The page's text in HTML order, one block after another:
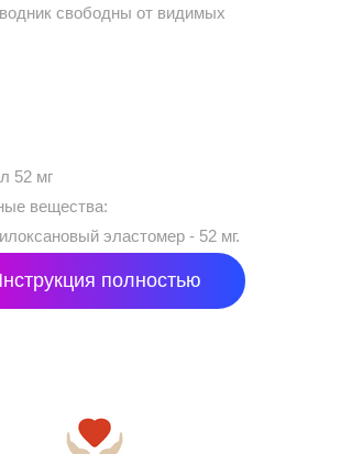
свободны от видимых
52 мг
вещества:
эластомер - 52 мг.
полностью